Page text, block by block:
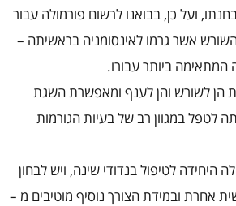
ועל כן, בבואנו לרשום פורמולה עבור
אשר גרמו לאינסומניה בראשיתה –
המתאימה ביותר עבורו.
הן לשורש והן לענף ומאפשרת השגת
לטפל במגוון רב של בעיות הגורמות
היחידה לטיפול בנדודי שינה, ויש לבחון
אחרת ובמידת הצורך נוסיף מוטיבים מ –